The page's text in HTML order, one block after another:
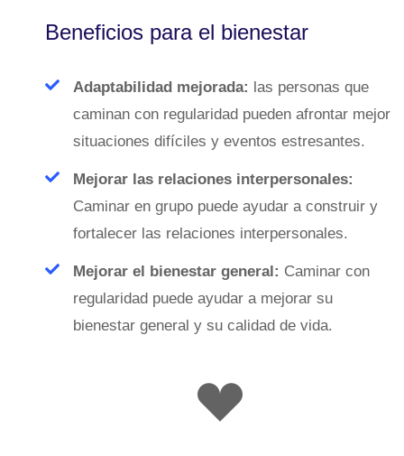
Beneficios para el bienestar
Adaptabilidad mejorada: las personas que
caminan con regularidad pueden afrontar mejor
situaciones difíciles y eventos estresantes.
Mejorar las relaciones interpersonales:
Caminar en grupo puede ayudar a construir y
fortalecer las relaciones interpersonales.
Mejorar el bienestar general: Caminar con
regularidad puede ayudar a mejorar su
bienestar general y su calidad de vida.